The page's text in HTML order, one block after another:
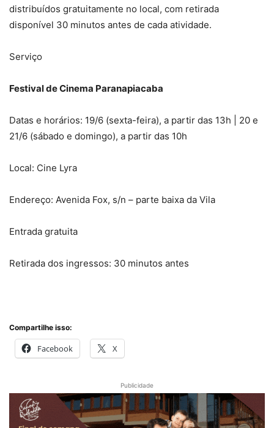
distribuídos gratuitamente no local, com retirada
disponível 30 minutos antes de cada atividade.
Serviço
Festival de Cinema Paranapiacaba
Datas e horários: 19/6 (sexta-feira), a partir das 13h | 20 e
21/6 (sábado e domingo), a partir das 10h
Local: Cine Lyra
Endereço: Avenida Fox, s/n – parte baixa da Vila
Entrada gratuita
Retirada dos ingressos: 30 minutos antes
Compartilhe isso:
Facebook X
Publicidade